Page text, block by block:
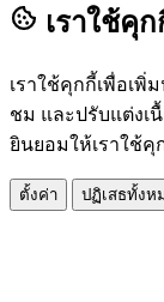
เราใช้คุก
เราใช้คุกกี้เพื่อเพิ่
ชม และปรับแต่ง
ยินยอมให้เราใช้คุ
ตั้งค่า ปฏิเสธทั้งห